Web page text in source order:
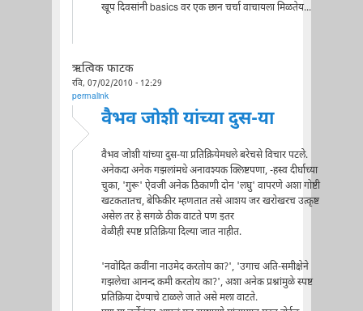
खूप दिवसांनी basics वर एक छान चर्चा वाचायला मिळतेय...
ऋत्विक फाटक
रवि, 07/02/2010 - 12:29
permalink
वैभव जोशी यांच्या दुस-या
वैभव जोशी यांच्या दुस-या प्रतिक्रियेमधले बरेचसे विचार पटले.
अनेकदा अनेक गझलांमधे अनावश्यक क्लिष्टपणा, -हस्व दीर्घाच्या
चुका, 'गुरू' ऐवजी अनेक ठिकाणी दोन 'लघु' वापरणे अशा गोष्टी
खटकतातच, बेफिकीर म्हणतात तसे आशय जर खरोखरच उत्कृष्ट
असेल तर हे सगळे ठीक वाटते पण इतर
वेळीही स्पष्ट प्रतिक्रिया दिल्या जात नाहीत.
'नवोदित कवींना नाउमेद करतोय का?', 'उगाच अति-समीक्षेने
गझलेचा आनन्द कमी करतोय का?', अशा अनेक प्रश्नांमुळे स्पष्ट
प्रतिक्रिया देण्याचे टाळले जाते असे मला वाटते.